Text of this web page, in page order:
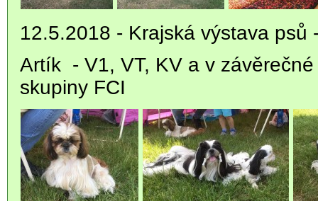
12.5.2018 - Krajská výstava psů
Artík - V1, VT, KV a v
skupiny FCI